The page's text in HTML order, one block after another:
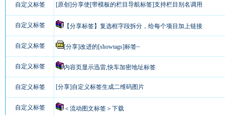
自定义标签 [原创]分享使[带模板的栏目导航标签]支持栏目别名调用
自定义标签 【分享标签】复选框字段拆分，给每个项目加上链接
自定义标签 [分享]改进的[showtags]标签~
自定义标签 内容页显示迅雷,快车加密地址标签
自定义标签 [分享]自定义标签生成二维码图片
自定义标签 ＜流动图文标签＞下载